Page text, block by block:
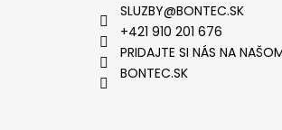
SLUZBY@BONTEC.SK
+421 910 201 676
PRIDAJTE SI NÁS NA
BONTEC.SK